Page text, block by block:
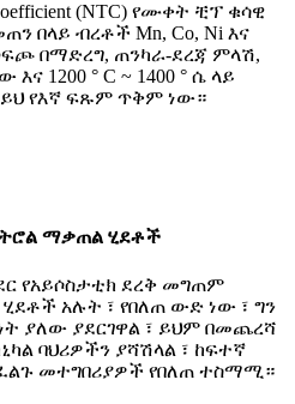
(NTC) የሙቀት ቺፕ ቁሳዊ
በላይ ብረቶች Mn, Co, Ni እና
በማድረግ, ጠንካራ-ደረጃ ምላሽ,
1200 ° C ~ 1400 ° ሴ ላይ
ይህ የእኛ ፍጹም ጥቅም ነው።
ማቃጠል ሂደቶች
የአይሶስታቲክ ደረቅ መግጠም
አሉት ፣ የበለጠ ውድ ነው ፣ ግን
ያለው ያደርገዋል ፣ ይህም በመጨረሻ
ባህሪዎችን ያሻሽላል ፣ ከፍተኛ
መተግበሪያዎች የበለጠ ተስማሚ።